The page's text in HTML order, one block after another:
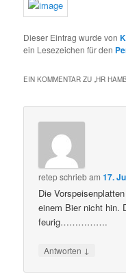
Dieser Eintrag wurde von
ein Lesezeichen für den
EIN KOMMENTAR ZU „HR
retepschriebam17.
Die
einem Bier nicht hin.
feurig…………….
Antworten ↓